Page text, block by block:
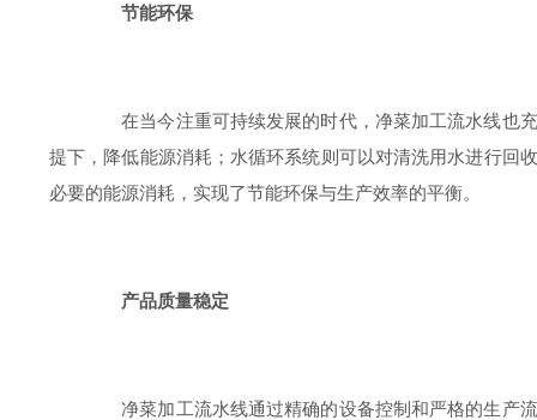
节能环保
在当今注重可持续发展的时代，净菜加工流水线也充
提下，降低能源消耗；水循环系统则可以对清洗用水进行回
必要的能源消耗，实现了节能环保与生产效率的平衡。
产品质量稳定
净菜加工流水线通过精确的设备控制和严格的生产流